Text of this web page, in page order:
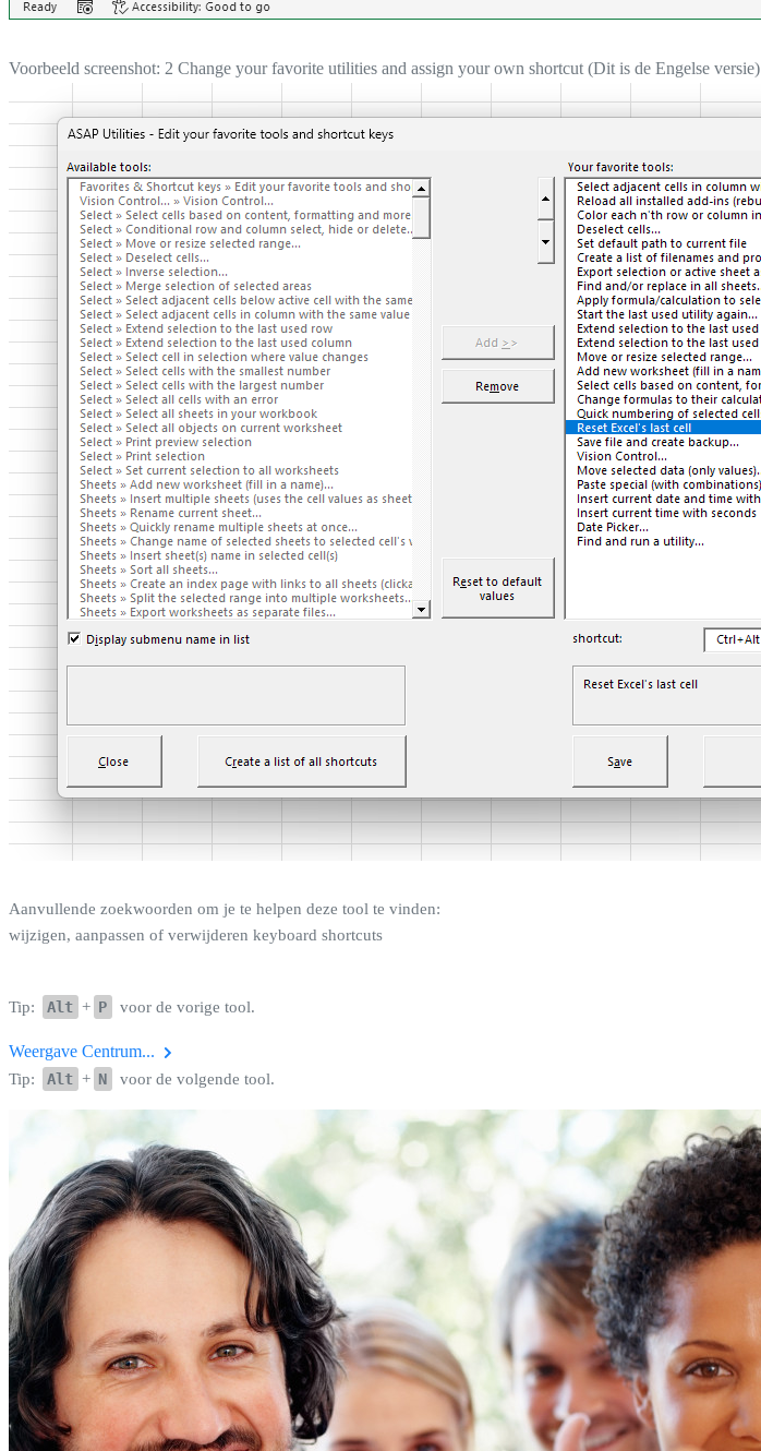
Voorbeeld screenshot: 2 Change your favorite utilities and assign your own shortcut (Dit is de Engelse versie)
Aanvullende zoekwoorden om je te helpen deze tool te vinden:
wijzigen, aanpassen of verwijderen keyboard shortcuts
Tip: Alt + P voor de vorige tool.
Weergave Centrum...
Tip: Alt + N voor de volgende tool.